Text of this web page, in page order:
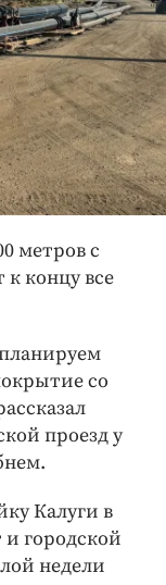
метров с
концу все
со
проезд у
Калуги в
городской
недели